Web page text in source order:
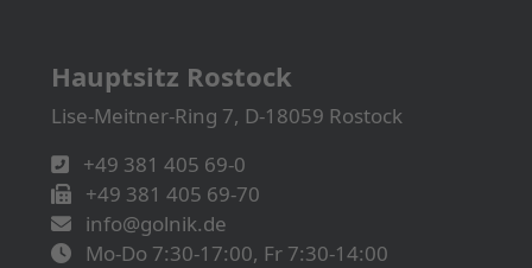
Hauptsitz Rostock
Lise-Meitner-Ring 7, D-18059 Rostock
+49 381 405 69-0
+49 381 405 69-70
info@golnik.de
Mo-Do 7:30-17:00, Fr 7:30-14:00